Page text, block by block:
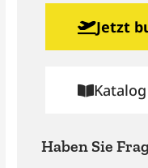
Jetzt
Haben Sie